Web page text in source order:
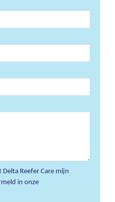
Delta Reefer Care mijn
in onze